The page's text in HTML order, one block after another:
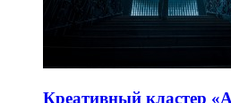
Креативный кластер